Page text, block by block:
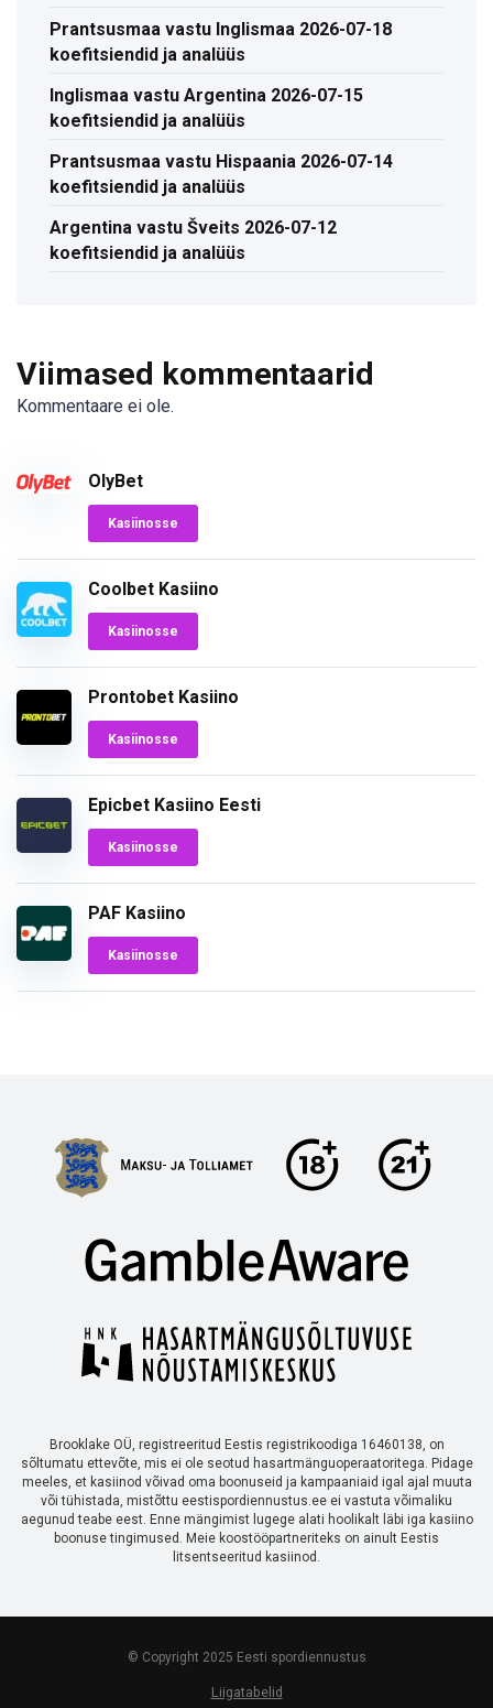
Prantsusmaa vastu Inglismaa 2026-07-18
koefitsiendid ja analüüs
Inglismaa vastu Argentina 2026-07-15
koefitsiendid ja analüüs
Prantsusmaa vastu Hispaania 2026-07-14
koefitsiendid ja analüüs
Argentina vastu Šveits 2026-07-12
koefitsiendid ja analüüs
Viimased kommentaarid
Kommentaare ei ole.
OlyBet
Kasiinosse
Coolbet Kasiino
Kasiinosse
Prontobet Kasiino
Kasiinosse
Epicbet Kasiino Eesti
Kasiinosse
PAF Kasiino
Kasiinosse
Brooklake OÜ, registreeritud Eestis registrikoodiga 16460138, on
sõltumatu ettevõte, mis ei ole seotud hasartmänguoperaatoritega. Pidage
meeles, et kasiinod võivad oma boonuseid ja kampaaniaid igal ajal muuta
või tühistada, mistõttu eestispordiennustus.ee ei vastuta võimaliku
aegunud teabe eest. Enne mängimist lugege alati hoolikalt läbi iga kasiino
boonuse tingimused. Meie koostööpartneriteks on ainult Eestis
litsentseeritud kasiinod.
© Copyright 2025 Eesti spordiennustus
Liigatabelid